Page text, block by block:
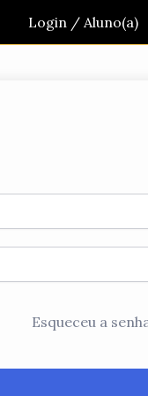
Login / Aluno(a)
Esqueceu a